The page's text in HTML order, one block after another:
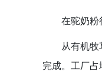
在驼奶粉
从有机
完成。工厂